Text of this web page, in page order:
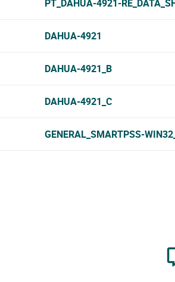
PT_DAHUA-4921-
DAHUA-4921
DAHUA-4921_B
DAHUA-4921_C
GENERAL_SMARTPSS-